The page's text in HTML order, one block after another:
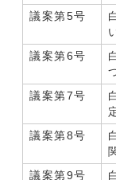
議案第5号
議案第6号
議案第7号
議案第8号
議案第9号